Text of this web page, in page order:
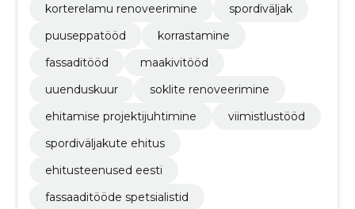
korterelamu renoveerimine
spordiväljak
puuseppatööd
korrastamine
fassaditööd
maakivitööd
uuenduskuur
soklite renoveerimine
ehitamise projektijuhtimine
viimistlustööd
spordiväljakute ehitus
ehitusteenused eesti
fassaaditööde spetsialistid